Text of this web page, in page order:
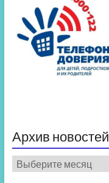
Архив новостей
Архив
новостей